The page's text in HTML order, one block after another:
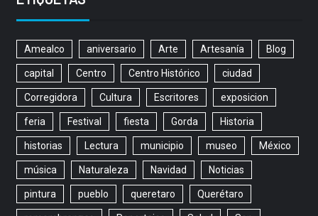
Amealco aniversario Arte Artesanía Blog
capital Centro Centro Histórico ciudad
Corregidora Cultura Escritores exposicion
feria Festival fiesta Gorda Historia
historias Lectura municipio museo México
música Naturaleza Navidad Noticias
pintura pueblo queretaro Querétaro